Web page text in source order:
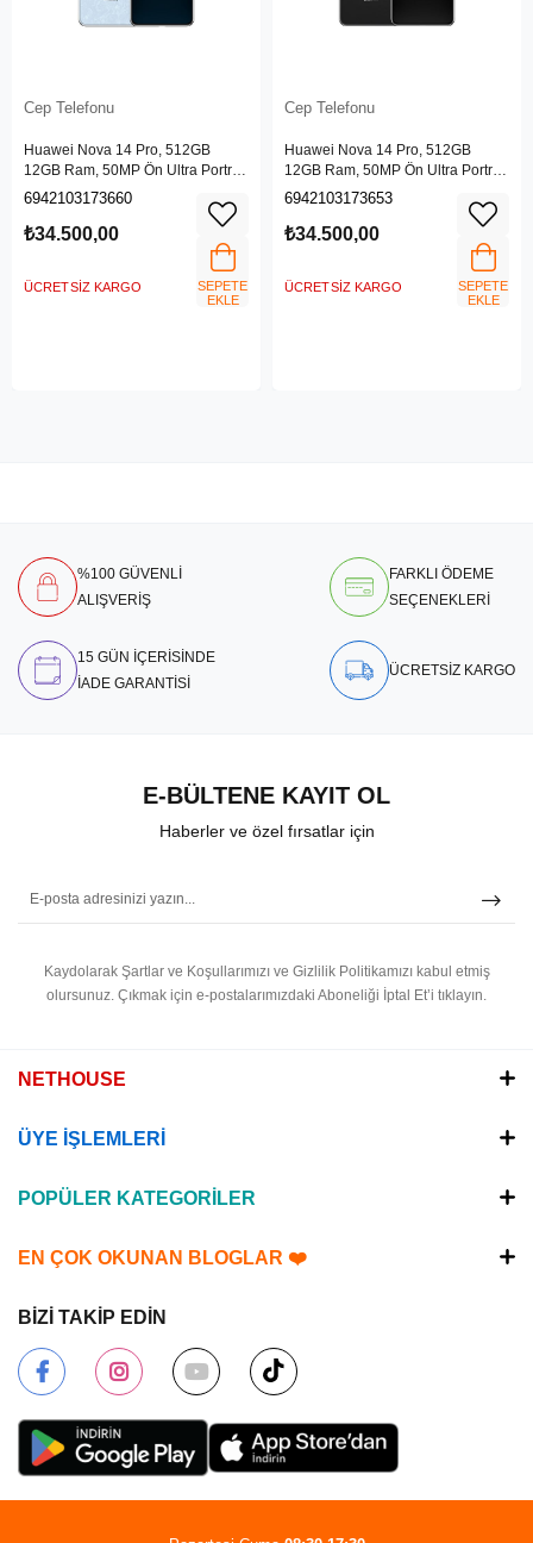
Cep Telefonu
Huawei Nova 14 Pro, 512GB
12GB Ram, 50MP Ön Ultra Portre
Çift Kamera, (HUAWEI Türkiye
6942103173660
₺34.500,00
ÜCRETSIZ KARGO
SEPETE
EKLE
Cep Telefonu
Huawei Nova 14 Pro, 512GB
12GB Ram, 50MP Ön Ultra Portre
Çift Kamera, (HUAWEI Türkiye
6942103173653
₺34.500,00
ÜCRETSIZ KARGO
SEPETE
EKLE
%100 GÜVENLİ
ALIŞVERİŞ
FARKLI ÖDEME
SEÇENEKLERİ
15 GÜN İÇERİSİNDE
İADE GARANTİSİ
ÜCRETSİZ KARGO
E-BÜLTENE KAYIT OL
Haberler ve özel fırsatlar için
Kaydolarak Şartlar ve Koşullarımızı ve Gizlilik Politikamızı kabul etmiş
olursunuz. Çıkmak için e-postalarımızdaki Aboneliği İptal Et’i tıklayın.
NETHOUSE
ÜYE İŞLEMLERİ
POPÜLER KATEGORİLER
EN ÇOK OKUNAN BLOGLAR ❤️
BİZİ TAKİP EDİN